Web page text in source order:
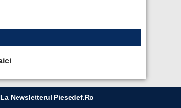
Newsletterul Piesedef.ro